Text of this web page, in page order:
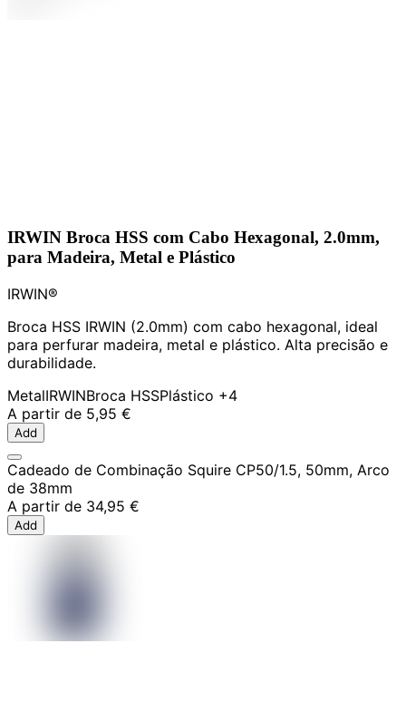
IRWIN Broca HSS com Cabo Hexagonal, 2.0mm,
para Madeira, Metal e Plástico
IRWIN®
Broca HSS IRWIN (2.0mm) com cabo hexagonal, ideal
para perfurar madeira, metal e plástico. Alta precisão e
durabilidade.
MetalIRWINBroca HSSPlástico +4
A partir de 5,95 €
Add
Cadeado de Combinação Squire CP50/1.5, 50mm, Arco
de 38mm
A partir de 34,95 €
Add